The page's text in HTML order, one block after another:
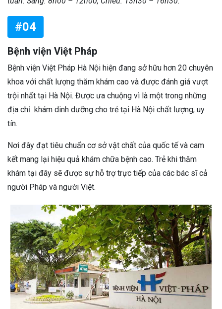
#04
Bệnh viện Việt Pháp
Bệnh viện Việt Pháp Hà Nội hiện đang sở hữu hơn 20 chuyên
khoa với chất lượng thăm khám cao và được đánh giá vượt
trội nhất tại Hà Nội. Được ưa chuộng vì là một trong những
địa chỉ khám dinh dưỡng cho trẻ tại Hà Nội chất lượng, uy
tín.
Nơi đây đạt tiêu chuẩn cơ sở vật chất của quốc tế và cam
kết mang lại hiệu quả khám chữa bệnh cao. Trẻ khi thăm
khám tại đây sẽ được sự hỗ trợ trực tiếp của các bác sĩ cả
người Pháp và người Việt.